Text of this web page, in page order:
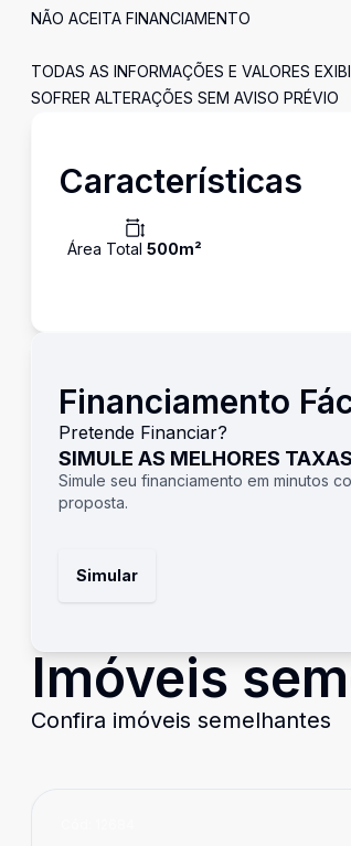
NÃO ACEITA FINANCIAMENTO
TODAS AS INFORMAÇÕES E VALORES
SOFRER ALTERAÇÕES SEM AVISO PRÉVIO
Características
Área Total 500m²
Financiamento
Pretende Financiar?
SIMULE AS MELHORES
Simule seu financiamento em minutos
proposta.
Simular
Imóveis
Confira imóveis semelhantes